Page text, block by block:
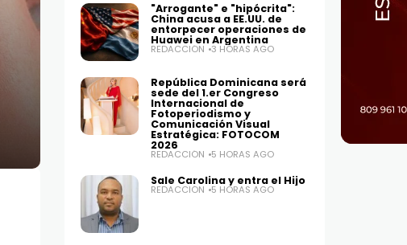
"Arrogante" e "hipócrita":
China acusa a EE.UU. de
entorpecer operaciones de
Huawei en Argentina
REDACCIÓN 3 HORAS AGO
República Dominicana será
sede del 1.er Congreso
Internacional de
Fotoperiodismo y
Comunicación Visual
Estratégica: FOTOCOM
2026
REDACCIÓN 5 HORAS AGO
Sale Carolina y entra el Hijo
REDACCIÓN 5 HORAS AGO